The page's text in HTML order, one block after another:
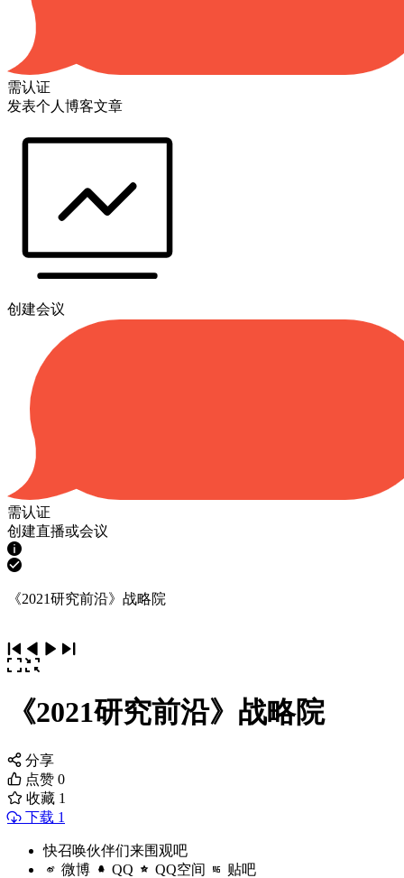
需认证
发表个人博客文章
创建会议
需认证
创建直播或会议
《2021研究前沿》战略院
《2021研究前沿》战略院
分享
点赞 0
收藏 1
下载 1
快召唤伙伴们来围观吧
微博 QQ QQ空间 贴吧